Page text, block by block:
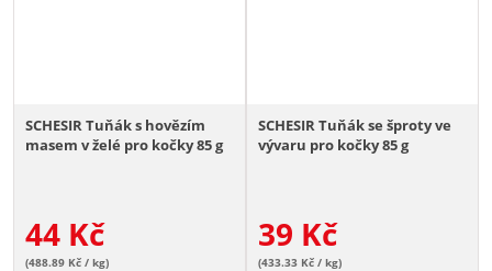
SCHESIR Tuňák s hovězím
masem v želé pro kočky 85 g
44 Kč
(488.89 Kč / kg)
SCHESIR Tuňák se šproty ve
vývaru pro kočky 85 g
39 Kč
(433.33 Kč / kg)